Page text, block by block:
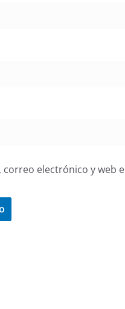
electrónico y web